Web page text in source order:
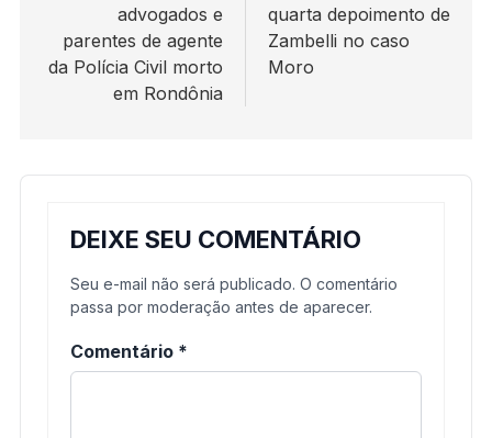
Post
advogados e
parentes de agente
da Polícia Civil morto
em Rondônia
quarta depoimento de
Zambelli no caso
Moro
DEIXE SEU COMENTÁRIO
Seu e-mail não será publicado. O comentário
passa por moderação antes de aparecer.
Comentário *